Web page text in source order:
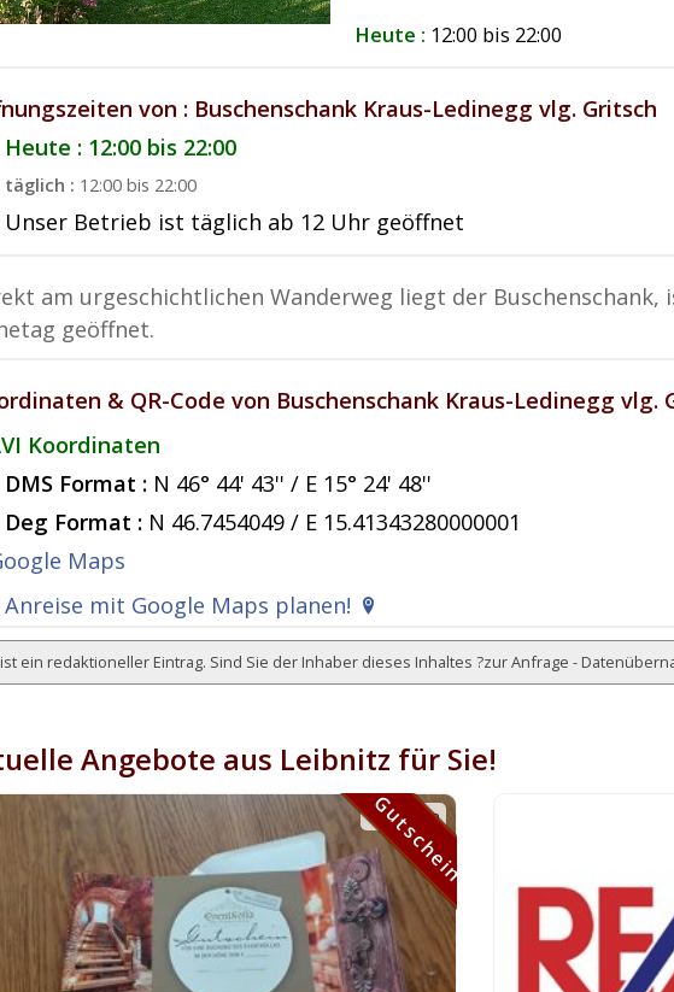
Heute : 12:00 bis 22:00
von : Buschenschank Kraus-Ledinegg vlg. Gritsch
Heute : 12:00 bis 22:00
täglich : 12:00 bis 22:00
Unser Betrieb ist täglich ab 12 Uhr geöffnet
am urgeschichtlichen Wanderweg liegt der Buschenschank,
geöffnet.
& QR-Code von Buschenschank Kraus-Ledinegg vlg.
Koordinaten
DMS Format : N 46° 44' 43'' / E 15° 24' 48''
Deg Format : N 46.7454049 / E 15.41343280000001
Anreise mit Google Maps planen!
ein redaktioneller Eintrag. Sind Sie der Inhaber dieses Inhaltes ?zur Anfrage -
Angebote aus Leibnitz für Sie!
Gutschein
Gutschein